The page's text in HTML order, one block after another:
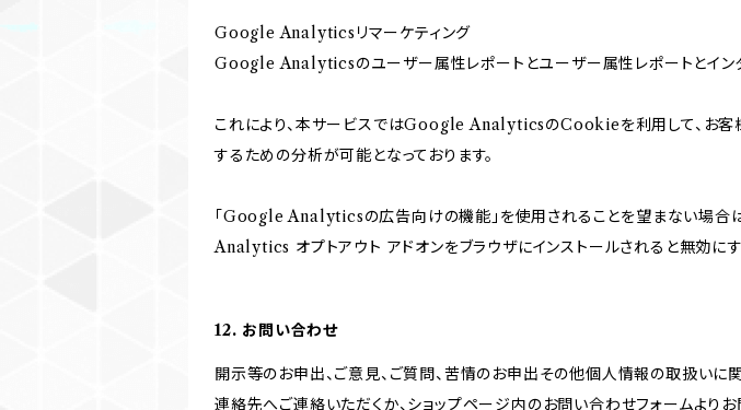
Google Analyticsリマーケティング
Google Analyticsのユーザー属性レポートとユーザー属性レポートとイン
これにより、本サービスではGoogle AnalyticsのCookieを利用して、お客
するための分析が可能となっております。
「Google Analyticsの広告向けの機能」を使用されることを望まない場合
Analytics オプトアウト アドオンをブラウザにインストールされると無効にす
12. お問い合わせ
開示等のお申出、ご意見、ご質問、苦情のお申出その他個人情報の取扱いに
連絡先へご連絡いただくか、ショップページ内のお問い合わせフォームよりお